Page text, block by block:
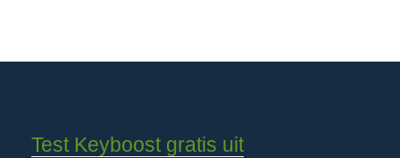
Test Keyboost gratis uit